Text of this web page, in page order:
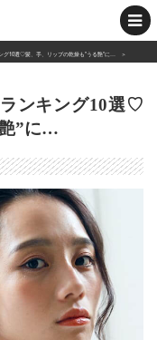
グ10選♡髪、手、リップの乾燥も”うる艶”に…
ンキング10選♡
”に…